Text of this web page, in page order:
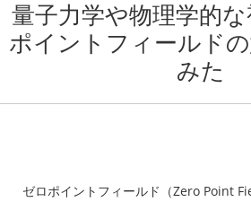
量子力学や物理学的
ポイントフィールド
みた
ゼロポイントフィールド（Zero Point